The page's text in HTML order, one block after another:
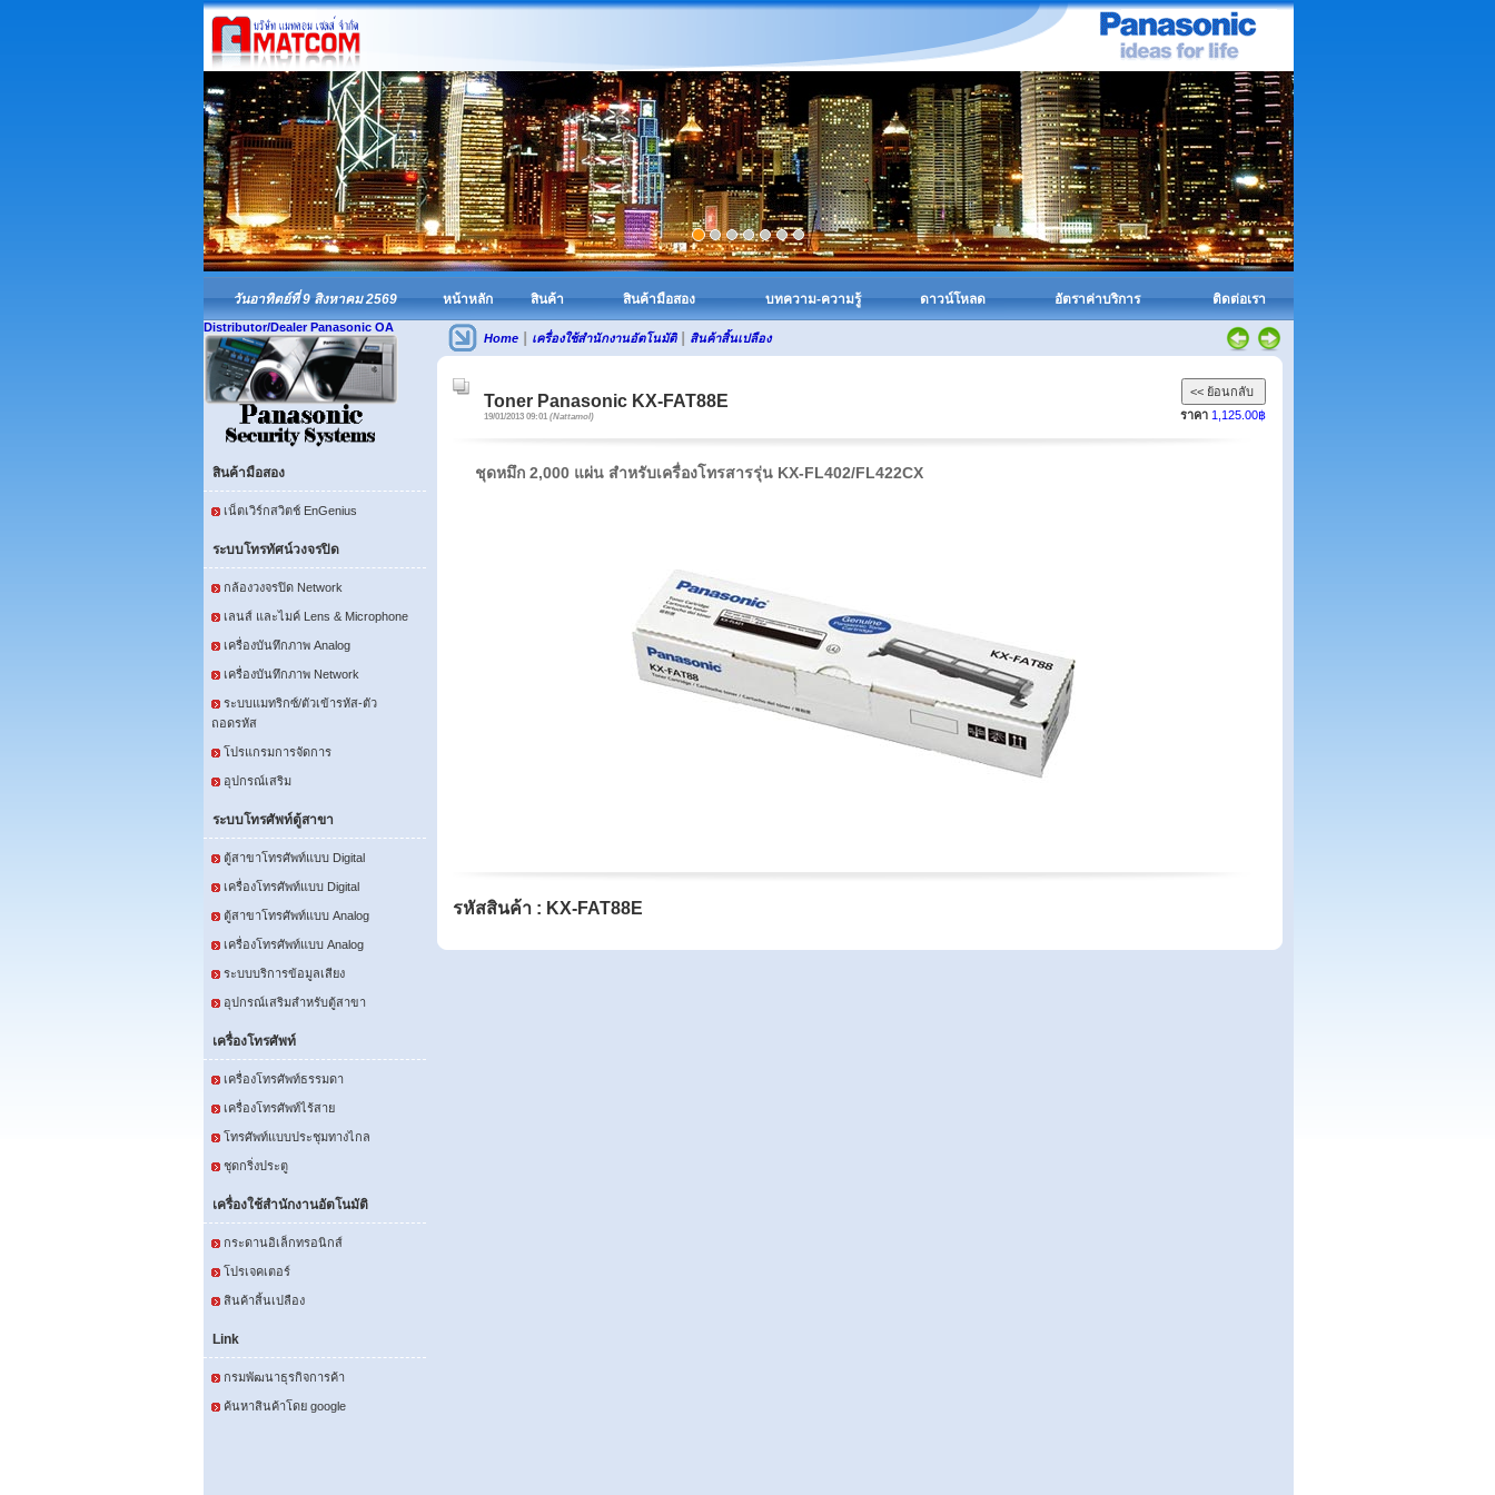
วันอาทิตย์ที่ 9 สิงหาคม 2569 หน้าหลัก สินค้า สินค้ามือสอง บทความ-ความรู้ ดาวน์โหลด อัตราค่าบริการ ติดต่อเรา
Distributor/Dealer Panasonic OA
สินค้ามือสอง
เน็ตเวิร์กสวิตช์ EnGenius
ระบบโทรทัศน์วงจรปิด
กล้องวงจรปิด Network
เลนส์ และไมค์ Lens & Microphone
เครื่องบันทึกภาพ Analog
เครื่องบันทึกภาพ Network
ระบบแมทริกซ์/ตัวเข้ารหัส-ตัว
ถอดรหัส
โปรแกรมการจัดการ
อุปกรณ์เสริม
ระบบโทรศัพท์ตู้สาขา
ตู้สาขาโทรศัพท์แบบ Digital
เครื่องโทรศัพท์แบบ Digital
ตู้สาขาโทรศัพท์แบบ Analog
เครื่องโทรศัพท์แบบ Analog
ระบบบริการข้อมูลเสียง
อุปกรณ์เสริมสำหรับตู้สาขา
เครื่องโทรศัพท์
เครื่องโทรศัพท์ธรรมดา
เครื่องโทรศัพท์ไร้สาย
โทรศัพท์แบบประชุมทางไกล
ชุดกริ่งประตู
เครื่องใช้สำนักงานอัตโนมัติ
กระดานอิเล็กทรอนิกส์
โปรเจคเตอร์
สินค้าสิ้นเปลือง
Link
กรมพัฒนาธุรกิจการค้า
ค้นหาสินค้าโดย google
Home | เครื่องใช้สำนักงานอัตโนมัติ | สินค้าสิ้นเปลือง
Toner Panasonic KX-FAT88E
19/01/2013 09:01 (Nattamol) ราคา 1,125.00฿
ชุดหมึก 2,000 แผ่น สำหรับเครื่องโทรสารรุ่น KX-FL402/FL422CX
รหัสสินค้า : KX-FAT88E